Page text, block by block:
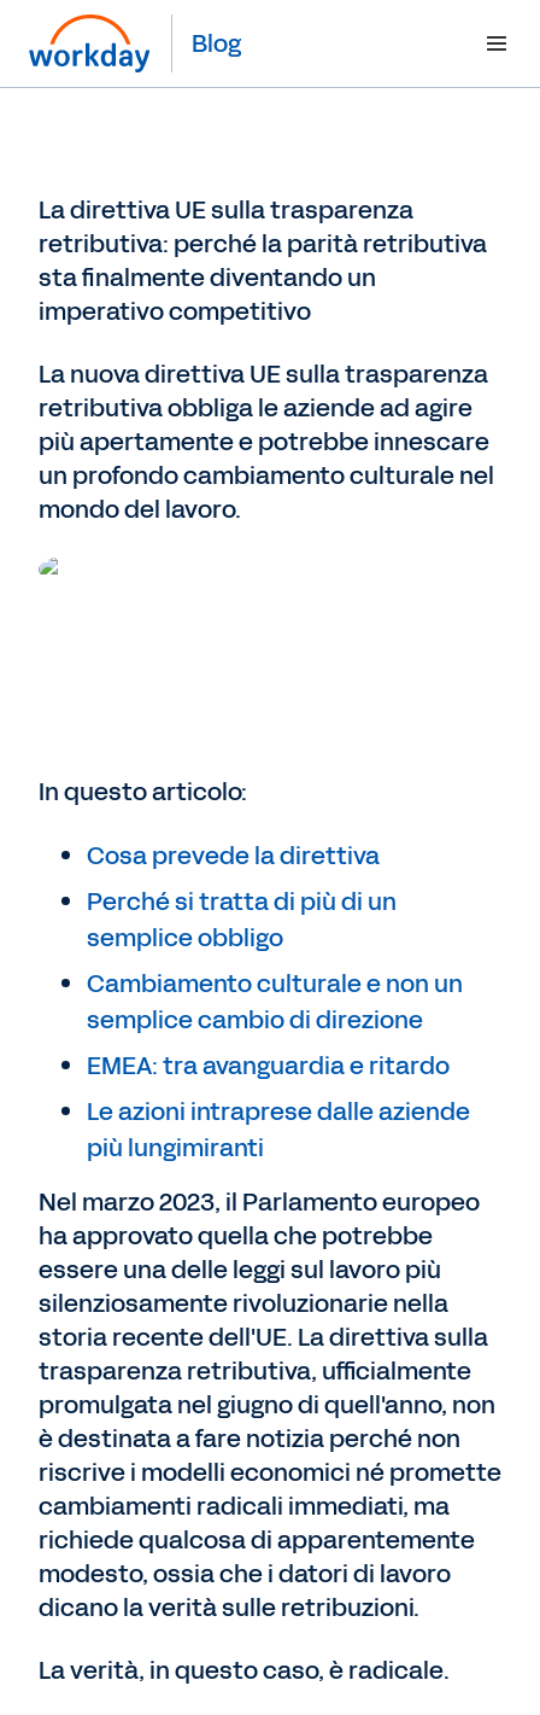
Blog
La direttiva UE sulla trasparenza
retributiva: perché la parità retributiva
sta finalmente diventando un
imperativo competitivo
La nuova direttiva UE sulla trasparenza
retributiva obbliga le aziende ad agire
più apertamente e potrebbe innescare
un profondo cambiamento culturale nel
mondo del lavoro.
In questo articolo:
Cosa prevede la direttiva
Perché si tratta di più di un
semplice obbligo
Cambiamento culturale e non un
semplice cambio di direzione
EMEA: tra avanguardia e ritardo
Le azioni intraprese dalle aziende
più lungimiranti
Nel marzo 2023, il Parlamento europeo
ha approvato quella che potrebbe
essere una delle leggi sul lavoro più
silenziosamente rivoluzionarie nella
storia recente dell'UE. La direttiva sulla
trasparenza retributiva, ufficialmente
promulgata nel giugno di quell'anno, non
è destinata a fare notizia perché non
riscrive i modelli economici né promette
cambiamenti radicali immediati, ma
richiede qualcosa di apparentemente
modesto, ossia che i datori di lavoro
dicano la verità sulle retribuzioni.
La verità, in questo caso, è radicale.